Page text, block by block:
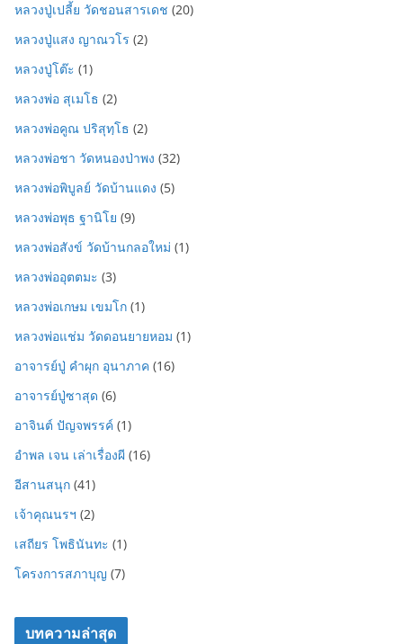
หลวงปู่เปลี้ย วัดชอนสารเดช (20)
หลวงปู่แสง ญาณวโร (2)
หลวงปู่โต๊ะ (1)
หลวงพ่อ สุเมโธ (2)
หลวงพ่อคูณ ปริสุทฺโธ (2)
หลวงพ่อชา วัดหนองป่าพง (32)
หลวงพ่อพิบูลย์ วัดบ้านแดง (5)
หลวงพ่อพุธ ฐานิโย (9)
หลวงพ่อสังข์ วัดบ้านกลอใหม่ (1)
หลวงพ่ออุตตมะ (3)
หลวงพ่อเกษม เขมโก (1)
หลวงพ่อแช่ม วัดดอนยายหอม (1)
อาจารย์ปู่ คำผุก อุนาภาค (16)
อาจารย์ปู่ซาสุด (6)
อาจินต์ ปัญจพรรค์ (1)
อำพล เจน เล่าเรื่องผี (16)
อีสานสนุก (41)
เจ้าคุณนรฯ (2)
เสถียร โพธินันทะ (1)
โครงการสภาบุญ (7)
บทความล่าสุด